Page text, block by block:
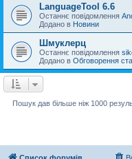
LanguageTool 6.6
Останнє повідомлення
Додано в Новини
Шмуклерц
Останнє повідомлення
Додано в Обговорення
Пошук дав більше ніж 1000
Список форумів